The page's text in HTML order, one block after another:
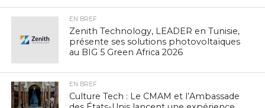
EN BREF
Zenith Technology, LEADER en Tunisie,
présente ses solutions photovoltaïques
au BIG 5 Green Africa 2026
EN BREF
Culture Tech : Le CMAM et l’Ambassade